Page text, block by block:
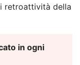
retroattività della
in ogni